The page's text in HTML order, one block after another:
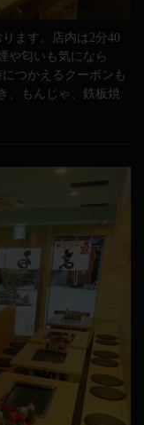
ます。店内は2分40
や匂いも気になら
つかえるクーポンも
、もんじゃ、鉄板焼